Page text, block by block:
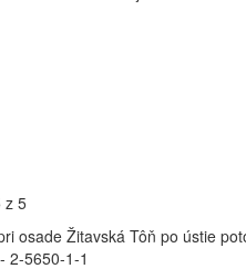
osade Žitavská Tôň po ústie
2-5650-1-1